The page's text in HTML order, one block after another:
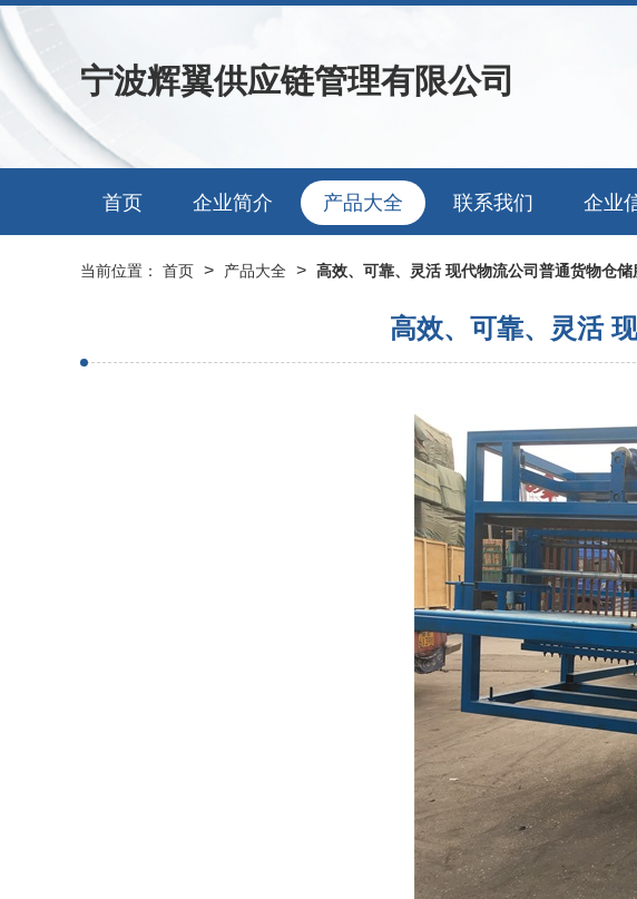
宁波辉翼供应链管理有限公司
首页 企业简介 产品大全 联系我们 企业
当前位置： 首页 > 产品大全 > 高效、可靠、灵活 现代物流公司普通货物仓
高效、可靠、灵活